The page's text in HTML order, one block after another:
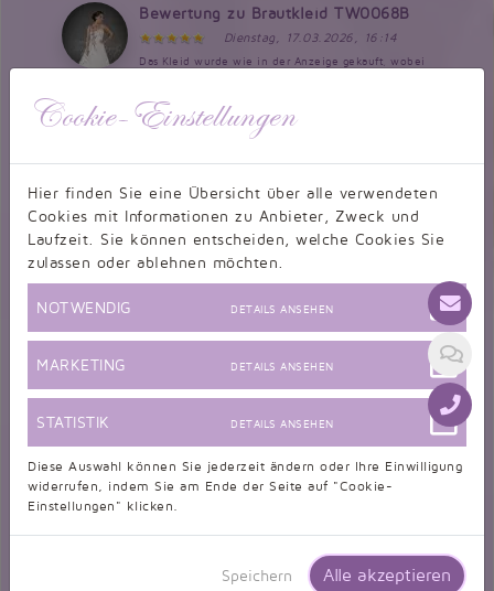
Bewertung zu Brautkleid TW0068B
Dienstag, 17.03.2026, 16:14
Das Kleid wurde wie in der Anzeige gekauft, wobei
Kontakt mit dem Service war sehr gut. Die Bestellung wurde
genauso umgesetzt. Ich hatte Sorge, ob das funktionieren kann,
Bewertung zu Wunschbrautkleid
Mittwoch, 04.03.2026, 17:58
Es ist schon eine Weile her, dass ich mein Kleid
Maße angegeben, darauf wurde...
Bewertung zu Brautkleid TW0052B
passt perfekt und ich habe ganz viele Komplimente
bekommen Ich hatte es zu meiner goldenen Hochzeit an Preis
Leistung ist top würde immer wieder ein Kleid bei Taubenweis
Bewertung zu Wunschbrautkleid
Cookie-Einstellungen
Hier finden Sie eine Übersicht über alle verwendeten
Cookies mit Informationen zu Anbieter, Zweck und
Laufzeit. Sie können entscheiden, welche Cookies Sie
zulassen oder ablehnen möchten.
NOTWENDIG DETAILS ANSEHEN
MARKETING DETAILS ANSEHEN
STATISTIK DETAILS ANSEHEN
Diese Auswahl können Sie jederzeit ändern oder Ihre Einwilligung
widerrufen, indem Sie am Ende der Seite auf "Cookie-
Einstellungen" klicken.
Speichern Alle akzeptieren